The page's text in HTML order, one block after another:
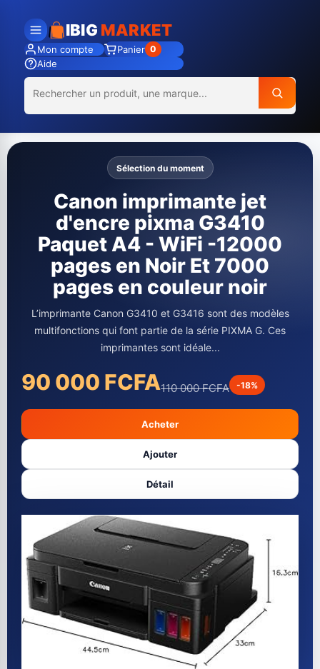
IBIG MARKET
Mon compte Panier 0
Aide
Sélection du moment
Canon imprimante jet
d'encre pixma G3410
Paquet A4 - WiFi -12000
pages en Noir Et 7000
pages en couleur noir
L’imprimante Canon G3410 et G3416 sont des modèles
multifonctions qui font partie de la série PIXMA G. Ces
imprimantes sont idéale...
90 000 FCFA110 000 FCFA -18%
Acheter
Ajouter
Détail